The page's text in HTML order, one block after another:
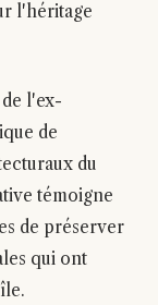
l'héritage
l'ex-
de
du
témoigne
de préserver
qui ont